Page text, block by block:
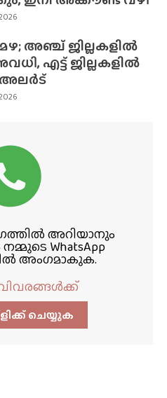
അഞ്ച് ജില്ലകളിൽ
എട്ട് ജില്ലകളിൽ
അറിയാനും
WhatsApp
അംഗമാകുക.
ചെയ്യുക